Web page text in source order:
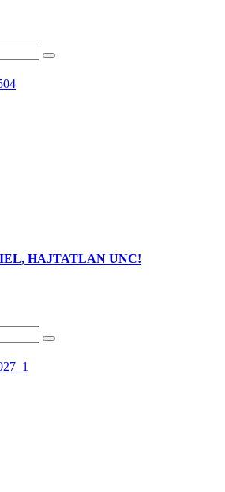
HAJTATLAN UNC!